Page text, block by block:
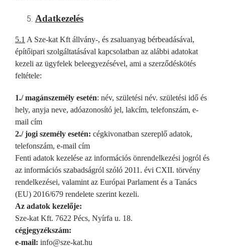
Adatkezelés
5.1 A Sze-kat Kft állvány-, és zsaluanyag bérbeadásával,
építőipari szolgáltatásával kapcsolatban az alábbi adatokat
kezeli az ügyfelek beleegyezésével, ami a szerződéskötés
feltétele:
1./ magánszemély esetén: név, születési név. születési idő és
hely, anyja neve, adóazonosító jel, lakcím, telefonszám, e-
mail cím
2./ jogi személy esetén: cégkivonatban szereplő adatok,
telefonszám, e-mail cím
Fenti adatok kezelése az információs önrendelkezési jogról és
az információs szabadságról szóló 2011. évi CXII. törvény
rendelkezései, valamint az Európai Parlament és a Tanács
(EU) 2016/679 rendelete szerint kezeli.
Az adatok kezelője:
Sze-kat Kft. 7622 Pécs, Nyírfa u. 18.
cégjegyzékszám:
e-mail: info@sze-kat.hu